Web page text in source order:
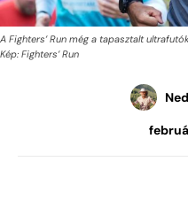
A Fighters’ Run még a tapasztalt
Kép: Fighters’ Run